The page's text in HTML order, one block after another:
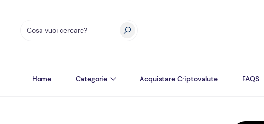
Home Categorie Acquistare Criptovalute FAQS